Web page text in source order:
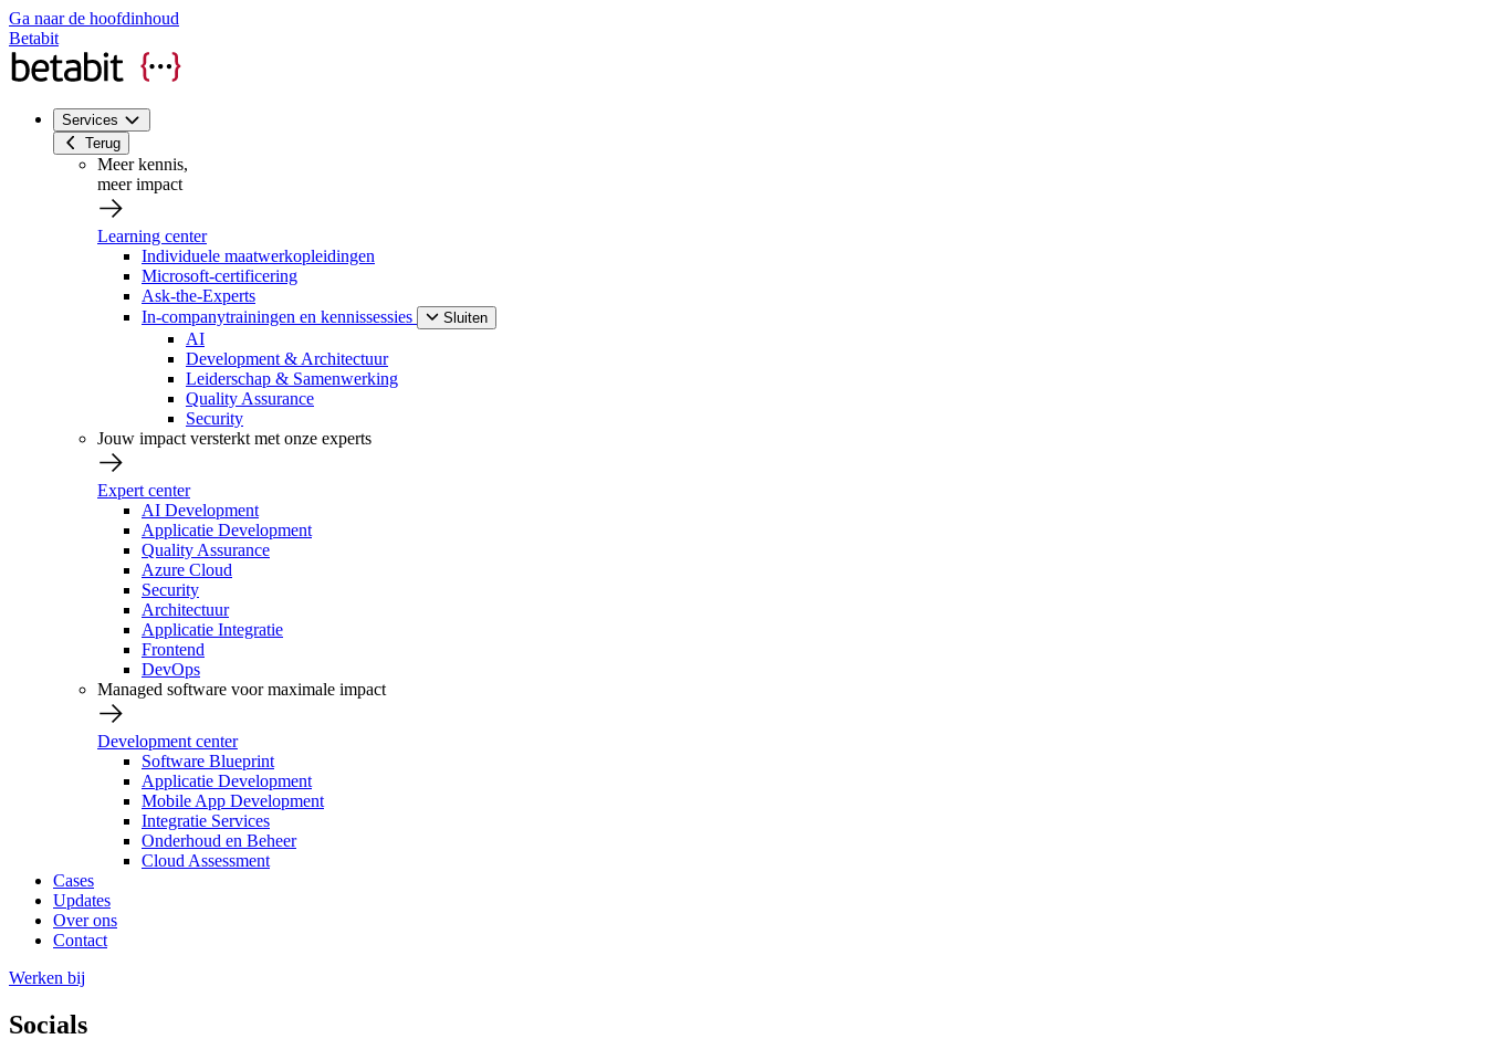
Ga naar de hoofdinhoud
Betabit
Services
Terug
Meer kennis,
meer impact
Learning center
Individuele maatwerkopleidingen
Microsoft-certificering
Ask-the-Experts
In-companytrainingen en kennissessies
Sluiten
AI
Development & Architectuur
Leiderschap & Samenwerking
Quality Assurance
Security
Jouw impact versterkt met onze experts
Expert center
AI Development
Applicatie Development
Quality Assurance
Azure Cloud
Security
Architectuur
Applicatie Integratie
Frontend
DevOps
Managed software voor maximale impact
Development center
Software Blueprint
Applicatie Development
Mobile App Development
Integratie Services
Onderhoud en Beheer
Cloud Assessment
Cases
Updates
Over ons
Contact
Werken bij
Socials